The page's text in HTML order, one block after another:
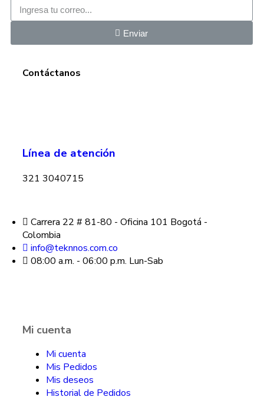
Enviar
Contáctanos
Línea de atención
321 3040715
Carrera 22 # 81-80 - Oficina 101 Bogotá -
Colombia
info@teknnos.com.co
08:00 a.m. - 06:00 p.m. Lun-Sab
Mi cuenta
Mi cuenta
Mis Pedidos
Mis deseos
Historial de Pedidos